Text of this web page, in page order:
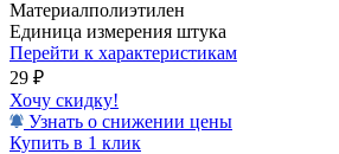
Материалполиэтилен
Единица измерения штука
Перейти к характеристикам
29 ₽
Хочу скидку!
Узнать о снижении цены
Купить в 1 клик